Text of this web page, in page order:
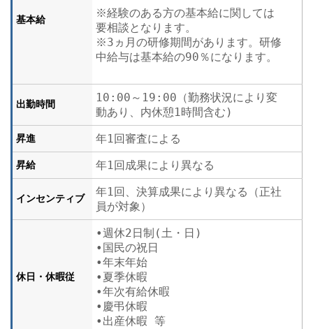
基本給
※経験のある方の基本給に関しては
要相談となります。
※3ヵ月の研修期間があります。研修
中給与は基本給の90％になります。
出勤時間
10:00～19:00（勤務状況により変
動あり、内休憩1時間含む)
昇進 年1回審査による
昇給 年1回成果により異なる
インセンティブ
年1回、決算成果により異なる（正社
員が対象）
休日・休暇従
•週休2日制(土・日)
•国民の祝日
•年末年始
•夏季休暇
•年次有給休暇
•慶弔休暇
•出産休暇 等